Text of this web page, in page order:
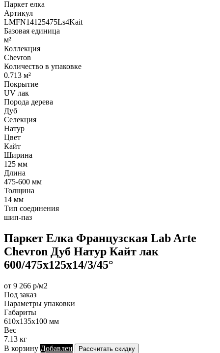
Паркет елка
Артикул
LMFN14125475Ls4Kait
Базовая единица
м²
Коллекция
Chevron
Количество в упаковке
0.713 м²
Покрытие
UV лак
Порода дерева
Дуб
Селекция
Натур
Цвет
Кайт
Ширина
125 мм
Длина
475-600 мм
Толщина
14 мм
Тип соединения
шип-паз
Паркет Елка Французская Lab Arte
Chevron Дуб Натур Кайт лак
600/475х125х14/3/45°
от 9 266 р/м2
Под заказ
Параметры упаковки
Габариты
610х135х100 мм
Вес
7.13 кг
В корзину Добавлен Рассчитать скидку